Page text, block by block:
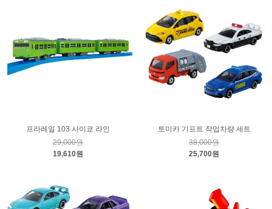
프라레일 103 사이쿄 라인
29,000원
19,610원
토미카 기프트 작업차량 세트
38,000원
25,700원